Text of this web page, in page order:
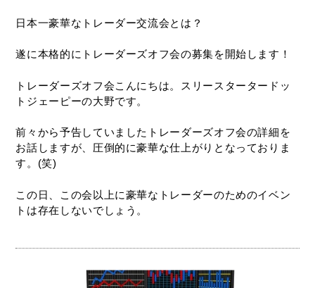
日本一豪華なトレーダー交流会とは？
遂に本格的にトレーダーズオフ会の募集を開始します！
トレーダーズオフ会こんにちは。スリースタータードッ
トジェーピーの大野です。
前々から予告していましたトレーダーズオフ会の詳細を
お話しますが、圧倒的に豪華な仕上がりとなっておりま
す。(笑)
この日、この会以上に豪華なトレーダーのためのイベン
トは存在しないでしょう。